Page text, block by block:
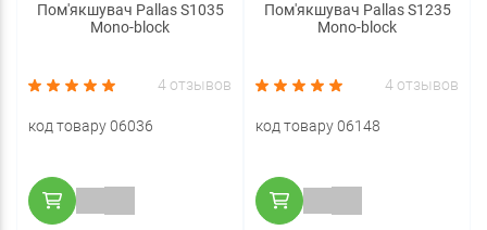
Пом'якшувач Pallas S1035
Mono-block
4 отзывов
код товару 06036
Пом'якшувач Pallas S1235
Mono-block
4 отзывов
код товару 06148